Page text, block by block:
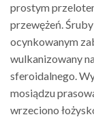
prostym
przewężeń.
ocynkowanym
wulkanizowany
sferoidalnego.
mosiądzu
wrzeciono